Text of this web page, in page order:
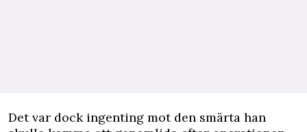
Det var dock ingenting mot den smärta han